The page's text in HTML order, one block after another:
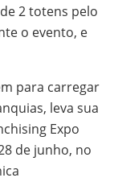
2 totens pelo
o evento, e
para carregar
leva sua
Expo
de junho, no